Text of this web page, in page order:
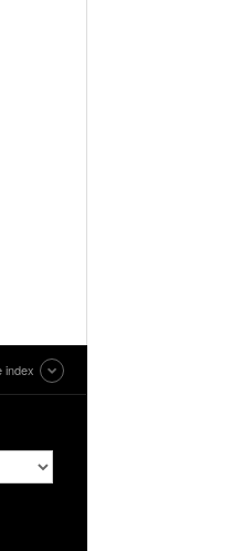
index